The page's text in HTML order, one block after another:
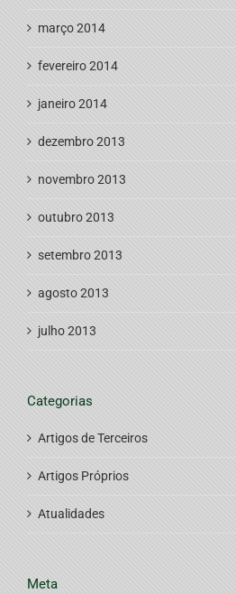
março 2014
fevereiro 2014
janeiro 2014
dezembro 2013
novembro 2013
outubro 2013
setembro 2013
agosto 2013
julho 2013
Categorias
Artigos de Terceiros
Artigos Próprios
Atualidades
Meta